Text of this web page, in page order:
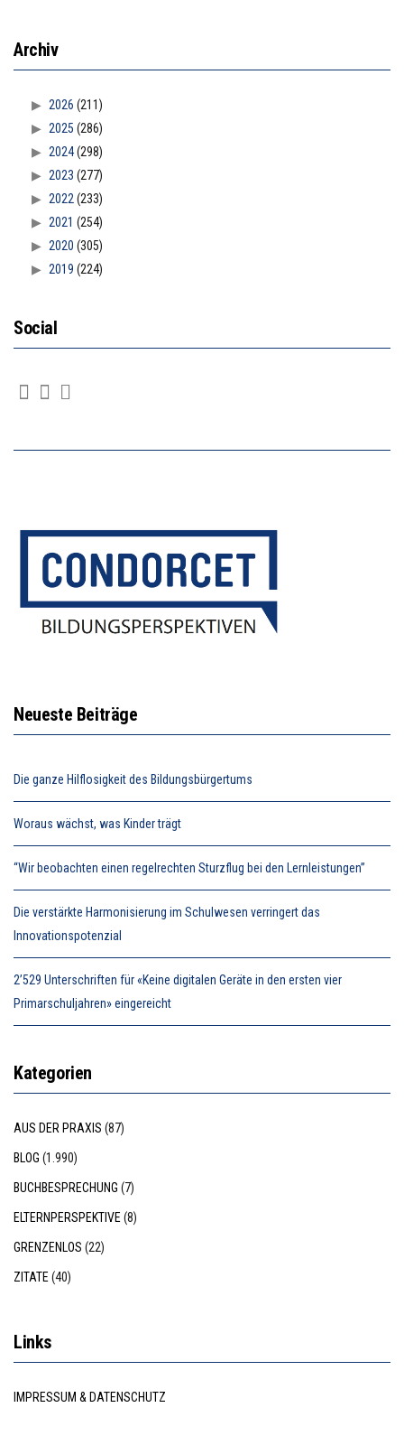
Archiv
2026 (211)
2025 (286)
2024(298)
2023 (277)
2022 (233)
2021 (254)
2020 (305)
2019 (224)
Social
Neueste Beiträge
Die ganze Hilflosigkeit des Bildungsbürgertums
Woraus wächst, was Kinder trägt
“Wir beobachten einen regelrechten Sturzflug bei den Lernleistungen”
Die verstärkte Harmonisierung im Schulwesen verringert das
Innovationspotenzial
2’529 Unterschriften für «Keine digitalen Geräte in den ersten vier
Primarschuljahren» eingereicht
Kategorien
AUS DER PRAXIS (87)
BLOG (1.990)
BUCHBESPRECHUNG (7)
ELTERNPERSPEKTIVE (8)
GRENZENLOS (22)
ZITATE (40)
Links
IMPRESSUM & DATENSCHUTZ